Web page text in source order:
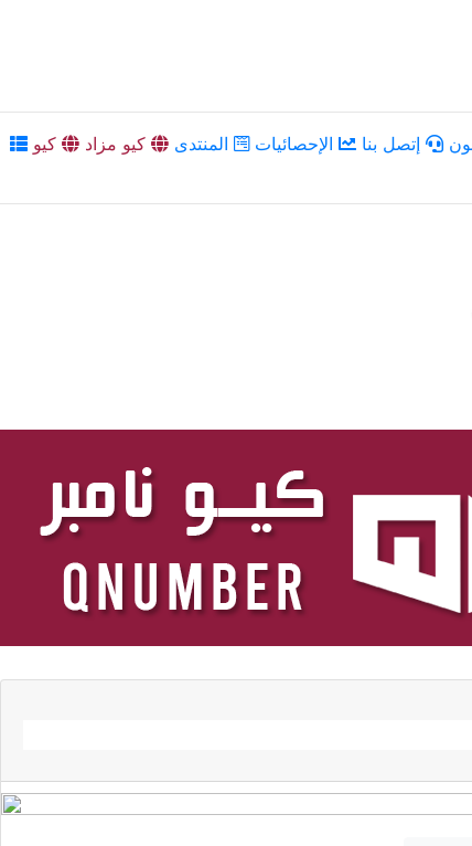
إتصل بنا الإحصائيات المنتدى كيو مزاد
كيو